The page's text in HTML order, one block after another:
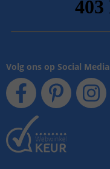
Volg ons op Social Media